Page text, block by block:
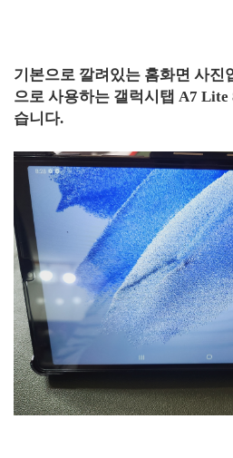
기본으로 깔려있는 홈화면 사진
으로 사용하는 갤럭시탭 A7 Lite
습니다.